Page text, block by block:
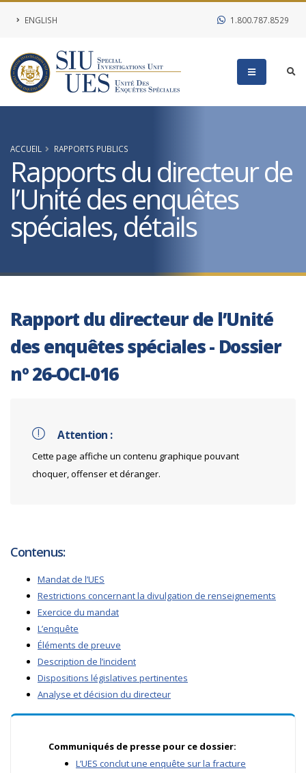
ENGLISH 1.800.787.8529
ACCUEIL RAPPORTS PUBLICS
Rapports du directeur de
l’Unité des enquêtes
spéciales, détails
Rapport du directeur de l’Unité
des enquêtes spéciales - Dossier
nº 26-OCI-016
Attention :
Cette page affiche un contenu graphique pouvant
choquer, offenser et déranger.
Contenus:
Mandat de l’UES
Restrictions concernant la divulgation de renseignements
Exercice du mandat
L’enquête
Éléments de preuve
Description de l’incident
Dispositions législatives pertinentes
Analyse et décision du directeur
Communiqués de presse pour ce dossier:
L’UES conclut une enquête sur la fracture